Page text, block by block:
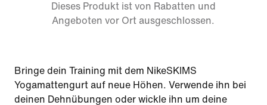
Dieses Produkt ist von Rabatten und
Angeboten vor Ort ausgeschlossen.
Bringe dein Training mit dem NikeSKIMS
Yogamattengurt auf neue Höhen. Verwende ihn bei
deinen Dehnübungen oder wickle ihn um deine